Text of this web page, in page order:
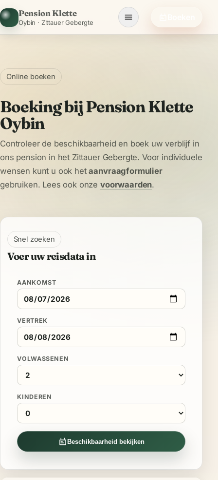
Pension Klette
Oybin · Zittauer Gebergte
Online boeken
Boeking bij Pension Klette
Oybin
Controleer de beschikbaarheid en boek uw verblijf in
ons pension in het Zittauer Gebergte. Voor individuele
wensen kunt u ook hetaanvraagformulier
gebruiken. Lees ook onze voorwaarden.
Snel zoeken
Voer uw reisdata in
AANKOMST
VERTREK
VOLWASSENEN
KINDEREN
Beschikbaarheid bekijken